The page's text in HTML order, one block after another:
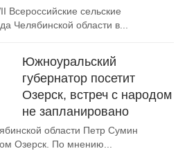
сельские
Челябинской области в...
Южноуральский
губернатор посетит
Озерск, встреч с народом
не запланировано
области Петр Сумин
Озерск. По мнению...